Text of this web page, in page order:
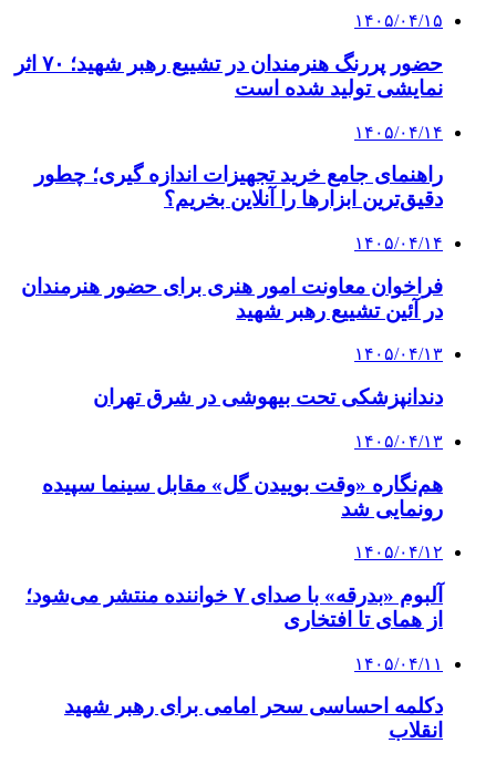
۱۴۰۵/۰۴/۱۵
حضور پررنگ هنرمندان در تشییع رهبر شهید؛ ۷۰ اثر
نمایشی تولید شده است
۱۴۰۵/۰۴/۱۴
راهنمای جامع خرید تجهیزات اندازه گیری؛ چطور
دقیق‌ترین ابزارها را آنلاین بخریم؟
۱۴۰۵/۰۴/۱۴
فراخوان معاونت امور هنری برای حضور هنرمندان
در آئین تشییع رهبر شهید
۱۴۰۵/۰۴/۱۳
دندانپزشکی تحت بیهوشی در شرق تهران
۱۴۰۵/۰۴/۱۳
هم‌نگاره «وقت بوییدن گل» مقابل سینما سپیده
رونمایی شد
۱۴۰۵/۰۴/۱۲
آلبوم «بدرقه» با صدای ۷ خواننده منتشر می‌شود؛
از همای تا افتخاری
۱۴۰۵/۰۴/۱۱
دکلمه‌ احساسی سحر امامی برای رهبر شهید
انقلاب